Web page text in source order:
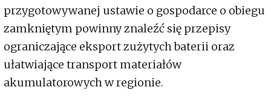
przygotowywanej ustawie o gospodarce o obiegu
zamkniętym powinny znaleźć się przepisy
ograniczające eksport zużytych baterii oraz
ułatwiające transport materiałów
akumulatorowych w regionie.